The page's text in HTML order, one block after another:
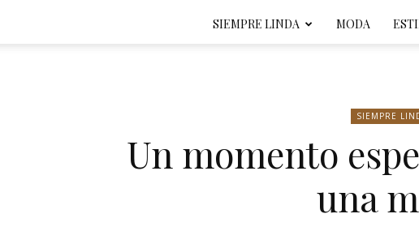
SIEMPRE LINDA MODA
SIEMPRE
Un momento
una